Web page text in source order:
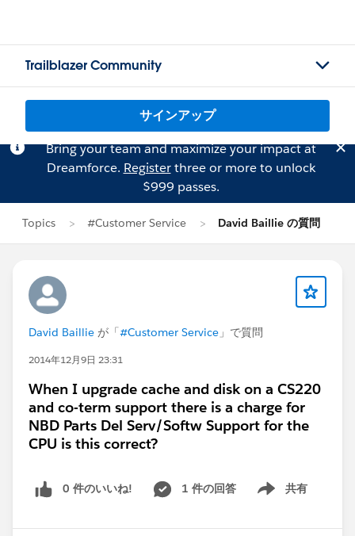
Trailblazer Community
サインアップ
Bring your team and maximize your impact at
Dreamforce. Registerthree or more to unlock
$999 passes.
Topics #Customer Service David Baillie の質問
David Baillie が「#Customer Service 」で質問
2014年12月9日 23:31
When I upgrade cache and disk on a CS220
and co-term support there is a charge for
NBD Parts Del Serv/Softw Support for the
CPU is this correct?
0 件のいいね! 1 件の回答 共有
Show menu